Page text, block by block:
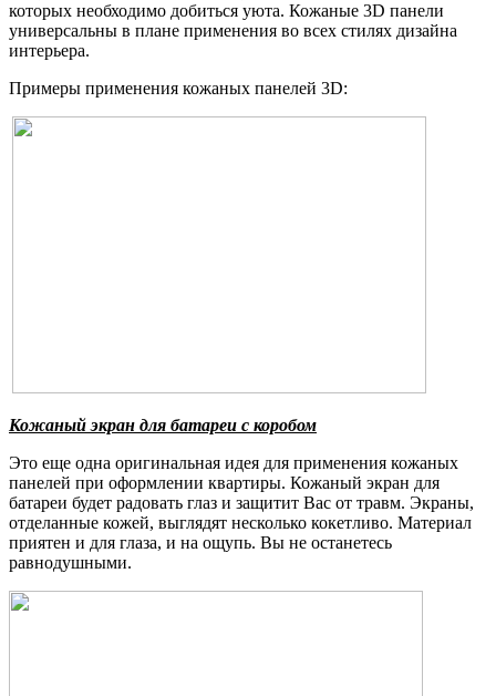
которых необходимо добиться уюта. Кожаные 3D панели
универсальны в плане применения во всех стилях дизайна
интерьера.
Примеры применения кожаных панелей 3D:
Кожаный экран для батареи с коробом
Это еще одна оригинальная идея для применения кожаных
панелей при оформлении квартиры. Кожаный экран для
батареи будет радовать глаз и защитит Вас от травм. Экраны,
отделанные кожей, выглядят несколько кокетливо. Материал
приятен и для глаза, и на ощупь. Вы не останетесь
равнодушными.